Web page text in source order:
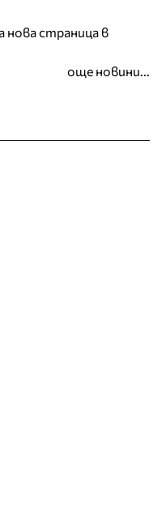
нова страница в
още новини...